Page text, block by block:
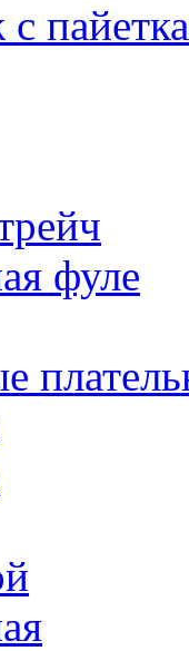
с
фуле